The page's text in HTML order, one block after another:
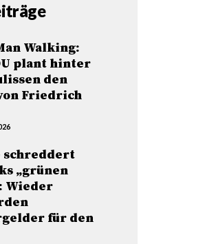
Walking:
plant hinter
den
Friedrich
schreddert
„grünen
Wieder
für den